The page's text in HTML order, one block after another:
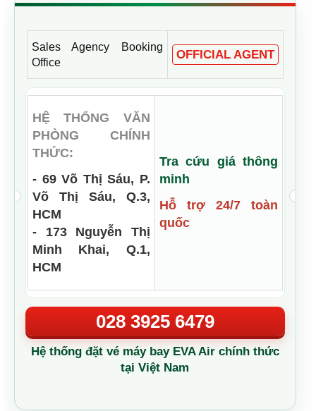
Sales Agency Booking
Office
OFFICIAL AGENT
HỆ THỐNG VĂN
PHÒNG CHÍNH
THỨC:
- 69 Võ Thị Sáu, P.
Võ Thị Sáu, Q.3,
HCM
- 173 Nguyễn Thị
Minh Khai, Q.1,
HCM
Tra cứu giá thông
minh
Hỗ trợ 24/7 toàn
quốc
028 3925 6479
Hệ thống đặt vé máy bay EVA Air chính thức
tại Việt Nam